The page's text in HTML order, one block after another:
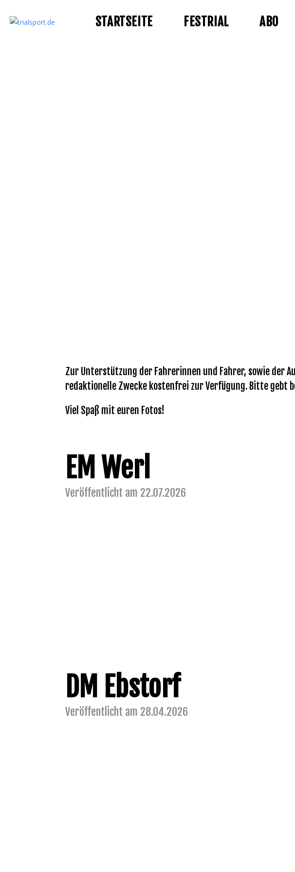
STARTSEITE FESTRIAL ABO
Zur Unterstützung der Fahrerinnen und Fahrer, sowie der
redaktionelle Zwecke kostenfrei zur Verfügung. Bitte gebt
Viel Spaß mit euren Fotos!
EM Werl
Veröffentlicht am 22.07.2026
DM Ebstorf
Veröffentlicht am 28.04.2026